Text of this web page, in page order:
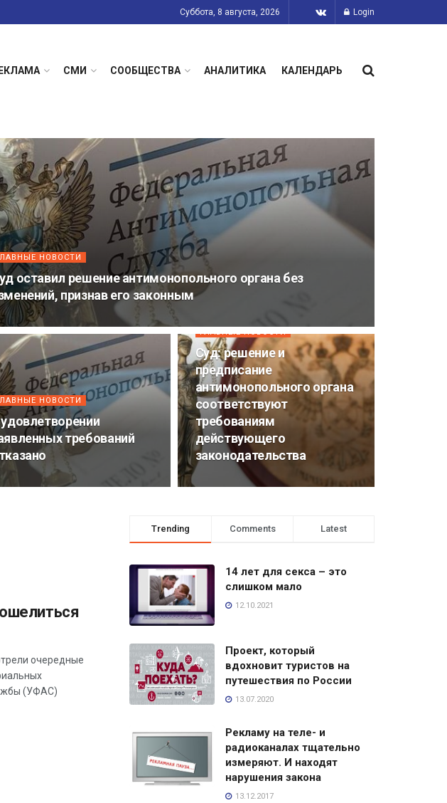
Суббота, 8 августа, 2026 Login
СМИ СООБЩЕСТВА АНАЛИТИКА КАЛЕНДАРЬ
НОВОСТИ
оставил решение антимонопольного органа без
признав его законным
НОВОСТИ
требований
ГЛАВНЫЕ НОВОСТИ
Суд: решение и
предписание
антимонопольного органа
соответствуют
требованиям
действующего
законодательства
очередные
(УФАС)
Trending Comments Latest
14 лет для секса – это
слишком мало
12.10.2021
Проект, который
вдохновит туристов на
путешествия по России
13.07.2020
Рекламу на теле- и
радиоканалах тщательно
измеряют. И находят
нарушения закона
13.12.2017